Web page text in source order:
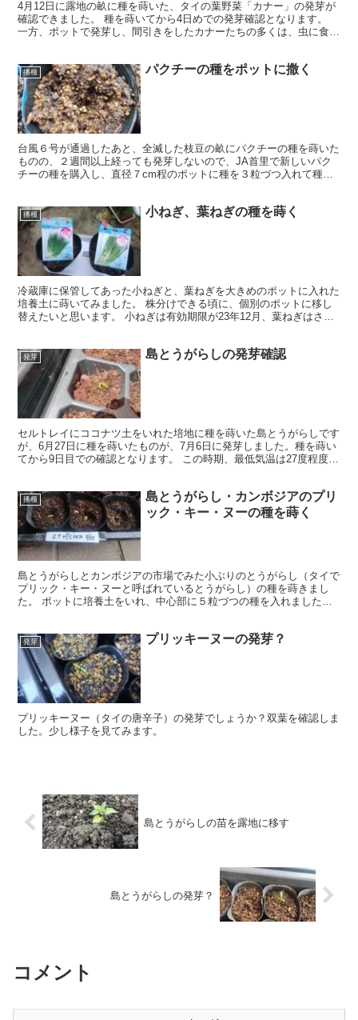
4月12日に露地の畝に種を蒔いた、タイの葉野菜「カナー」の発芽が
確認できました。 種を蒔いてから4日めでの発芽確認となります。
一方、ポットで発芽し、間引きをしたカナーたちの多くは、虫に食わ
播種 パクチーの種をポットに撒く
台風６号が通過したあと、全滅した枝豆の畝にパクチーの種を蒔いた
ものの、２週間以上経っても発芽しないので、JA首里で新しいパク
チーの種を購入し、直径７cm程のポットに種を３粒づつ入れて種ま
播種 小ねぎ、葉ねぎの種を蒔く
冷蔵庫に保管してあった小ねぎと、葉ねぎを大きめのポットに入れた
培養土に蒔いてみました。 株分けできる頃に、個別のポットに移し
替えたいと思います。 小ねぎは有効期限が23年12月、葉ねぎはさら
発芽 島とうがらしの発芽確認
セルトレイにココナツ土をいれた培地に種を蒔いた島とうがらしです
が、6月27日に種を蒔いたものが、7月6日に発芽しました。種を蒔い
てから9日目での確認となります。 この時期、最低気温は27度程度、
播種
島とうがらし・カンボジアのプリ
ック・キー・ヌーの種を蒔く
島とうがらしとカンボジアの市場でみた小ぶりのとうがらし（タイで
プリック・キー・ヌーと呼ばれているとうがらし）の種を蒔きまし
た。 ポットに培養土をいれ、中心部に５粒づつの種を入れました。
発芽 プリッキーヌーの発芽？
プリッキーヌー（タイの唐辛子）の発芽でしょうか？双葉を確認しま
した。少し様子を見てみます。
島とうがらしの苗を露地に移す
島とうがらしの発芽？
コメント